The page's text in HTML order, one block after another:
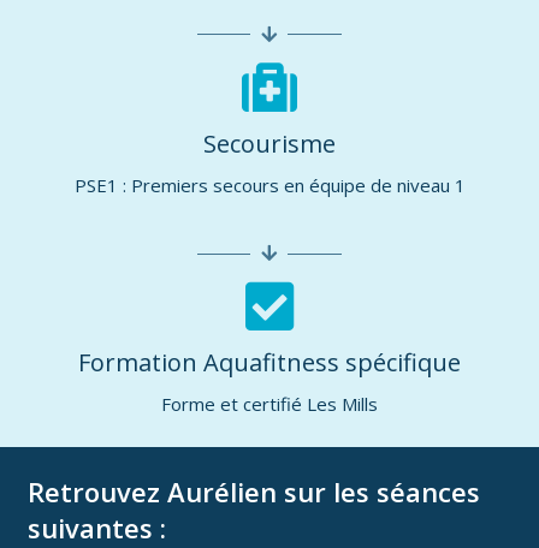
Secourisme
PSE1 : Premiers secours en équipe de niveau 1
Formation Aquafitness spécifique
Forme et certifié Les Mills
Retrouvez Aurélien sur les séances
suivantes :